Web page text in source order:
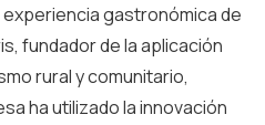
gastronómica de
fundador de la aplicación
rural y comunitario,
ha utilizado la innovación